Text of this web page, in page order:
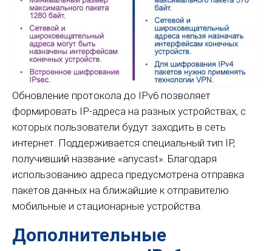
Обновление протокола до IPv6 позволяет
формировать IP-адреса на разных устройствах, с
которых пользователи будут заходить в сеть
интернет. Поддерживается специальный тип IP,
получивший название «anycast». Благодаря
использованию адреса предусмотрена отправка
пакетов данных на ближайшие к отправителю
мобильные и стационарные устройства.
Дополнительные